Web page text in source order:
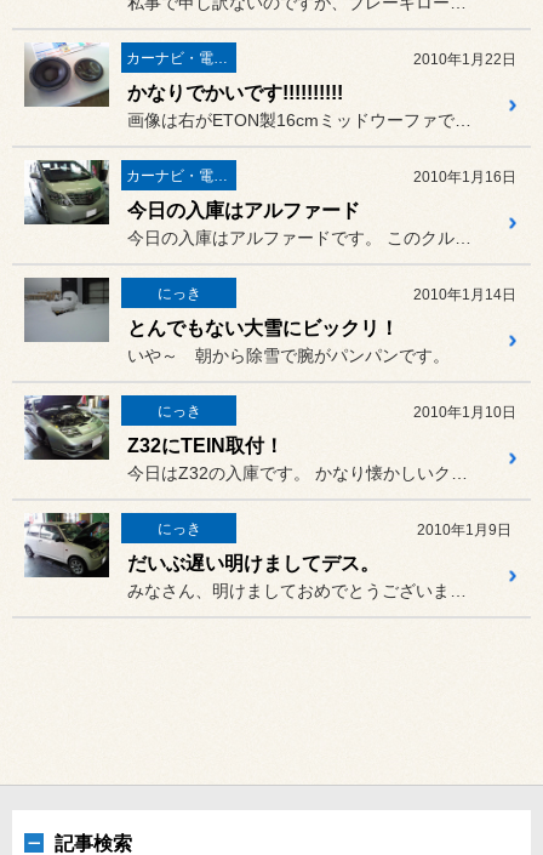
カーナビ・電装品 2010年1月22日
かなりでかいです!!!!!!!!!!
カーナビ・電装品 2010年1月16日
今日の入庫はアルファード
にっき 2010年1月14日
とんでもない大雪にビックリ！
いや～ 朝から除雪で腕がパンパンです。
にっき 2010年1月10日
Z32にTEIN取付！
にっき 2010年1月9日
だいぶ遅い明けましてデス。
記事検索